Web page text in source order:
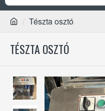
Tészta osztó
TÉSZTA OSZTÓ